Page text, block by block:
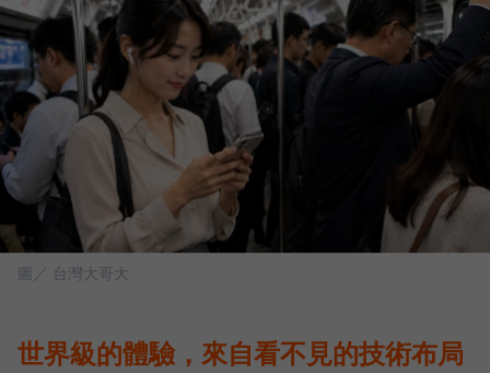
圖／ 台灣大哥大
世界級的體驗，來自看不見的技術布局